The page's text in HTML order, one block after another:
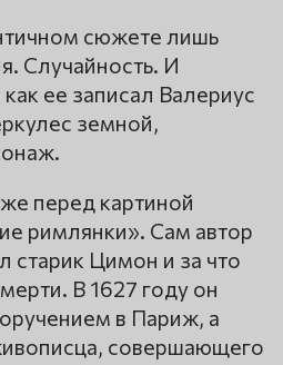
сюжете лишь
Случайность. И
ее записал Валериус
земной,
перед картиной
римлянки». Сам автор
старик Цимон и за что
В 1627 году он
в Париж, а
совершающего